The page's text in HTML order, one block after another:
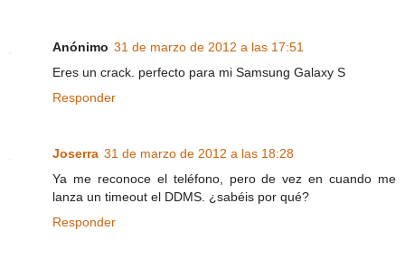
Anónimo 31 de marzo de 2012 a las 17:51
Eres un crack. perfecto para mi Samsung Galaxy S
Responder
Joserra 31 de marzo de 2012 a las 18:28
Ya me reconoce el teléfono, pero de vez en cuando me
lanza un timeout el DDMS. ¿sabéis por qué?
Responder